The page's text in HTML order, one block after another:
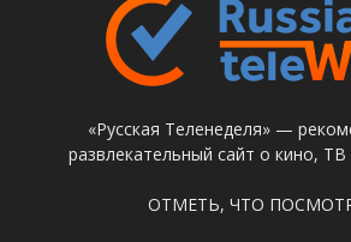
«Русская Теленеделя» —
развлекательный сайт о кино, ТВ
ОТМЕТЬ, ЧТО